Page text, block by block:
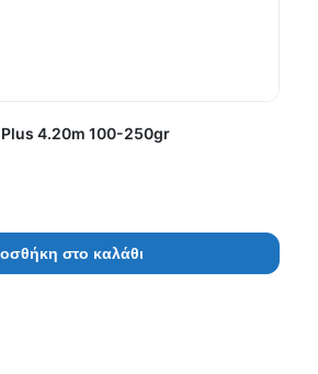
Plus 4.20m 100-250gr
στο καλάθι